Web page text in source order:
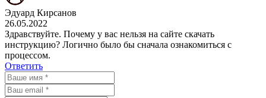
Эдуард Кирсанов
26.05.2022
Здравствуйте. Почему у вас нельзя на сайте скачать
инструкцию? Логично было бы сначала ознакомиться с
процессом.
Ответить